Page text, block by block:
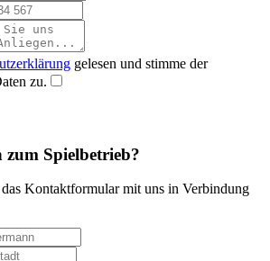
gelesen und stimme der
zu.
zum Spielbetrieb?
Kontaktformular mit uns in Verbindung